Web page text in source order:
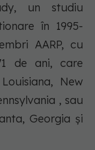
un studiu
în 1995-
AARP, cu
de ani, care
New
, sau
Georgia și